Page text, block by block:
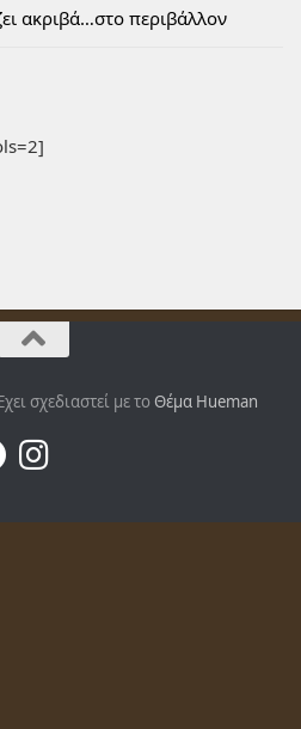
ακριβά…στο περιβάλλον
σχεδιαστεί με το Θέμα Ηueman